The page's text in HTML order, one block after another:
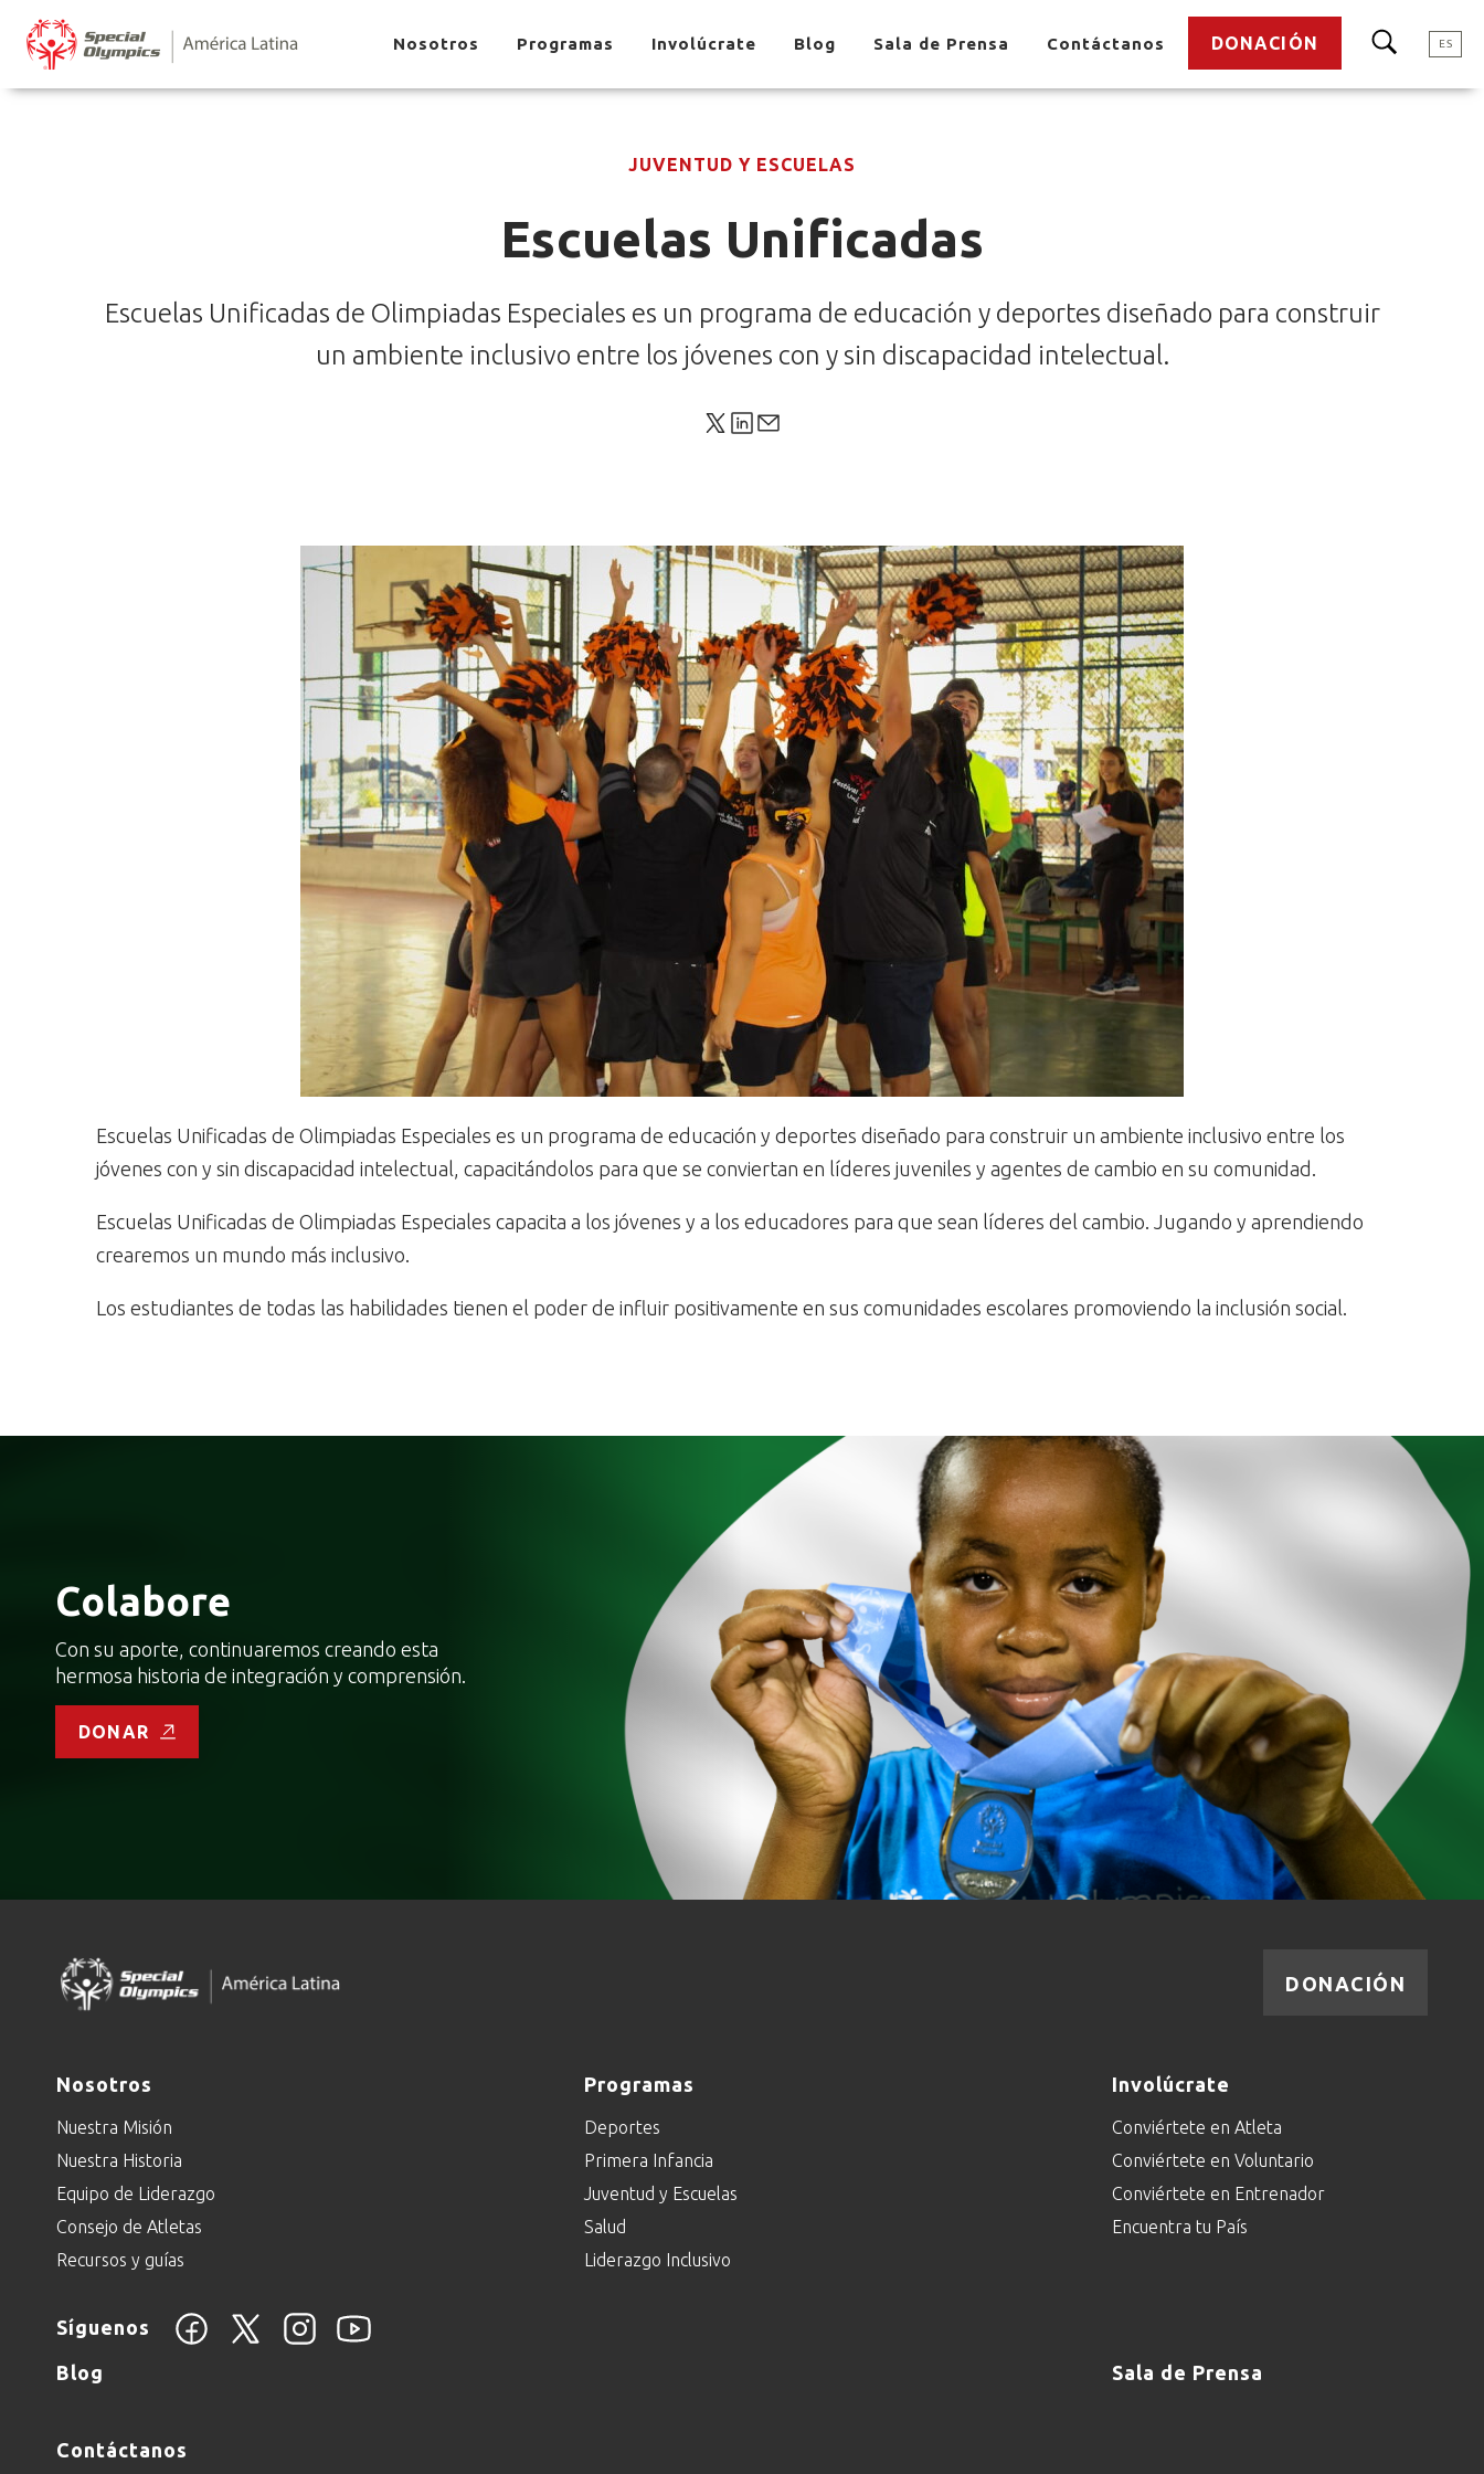
Nosotros Programas Involúcrate Blog Sala de Prensa Contáctanos DONACIÓN ES
JUVENTUD Y ESCUELAS
Escuelas Unificadas
Escuelas Unificadas de Olimpiadas Especiales es un programa de educación y deportes diseñado para construir
un ambiente inclusivo entre los jóvenes con y sin discapacidad intelectual.
Escuelas Unificadas de Olimpiadas Especiales es un programa de educación y deportes diseñado para construir un ambiente inclusivo entre los
jóvenes con y sin discapacidad intelectual, capacitándolos para que se conviertan en líderes juveniles y agentes de cambio en su comunidad.
Escuelas Unificadas de Olimpiadas Especiales capacita a los jóvenes y a los educadores para que sean líderes del cambio. Jugando y aprendiendo
crearemos un mundo más inclusivo.
Los estudiantes de todas las habilidades tienen el poder de influir positivamente en sus comunidades escolares promoviendo la inclusión social.
Colabore
Con su aporte, continuaremos creando esta
hermosa historia de integración y comprensión.
DONAR
DONACIÓN
Nosotros
Nuestra Misión
Nuestra Historia
Equipo de Liderazgo
Consejo de Atletas
Recursos y guías
Programas
Deportes
Primera Infancia
Juventud y Escuelas
Salud
Liderazgo Inclusivo
Involúcrate
Conviértete en Atleta
Conviértete en Voluntario
Conviértete en Entrenador
Encuentra tu País
Síguenos
Blog Sala de Prensa
Contáctanos